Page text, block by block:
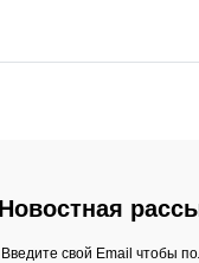
Новостная
Введите свой Email чтобы